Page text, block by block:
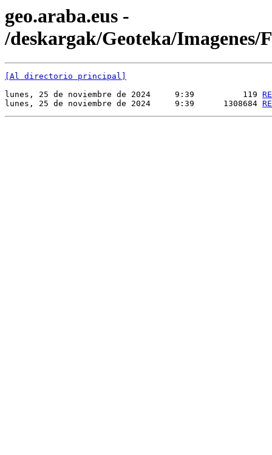
geo.araba.eus -
/deskargak/Geoteka/Imagenes/
[Al directorio principal]
lunes, 25 de noviembre de 2024     9:39          119
lunes, 25 de noviembre de 2024     9:39      1308684